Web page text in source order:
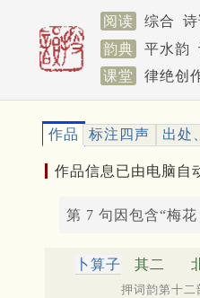
阅读 综合
韵典
平水韵
课堂
律绝创
作品 标注四声 出处
作品信息已由电脑自
第 7 句因包含“梅
卜算子 其二
押词韵第十二